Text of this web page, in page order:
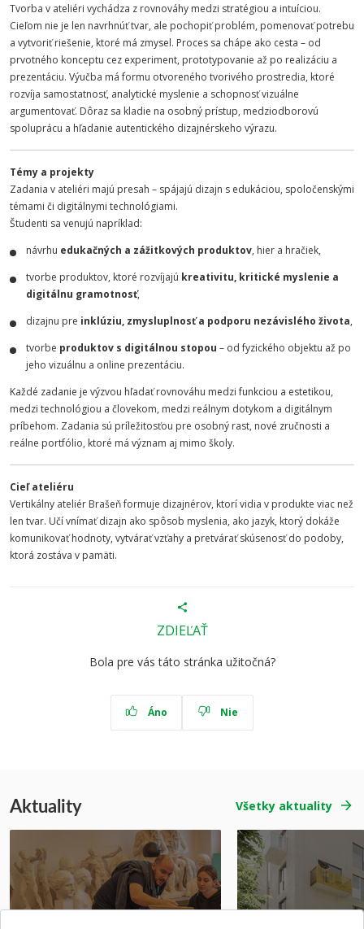
Tvorba v ateliéri vychádza z rovnováhy medzi stratégiou a intuíciou.
Cieľom nie je len navrhnúť tvar, ale pochopiť problém, pomenovať potrebu
a vytvoriť riešenie, ktoré má zmysel. Proces sa chápe ako cesta – od
prvotného konceptu cez experiment, prototypovanie až po realizáciu a
prezentáciu. Výučba má formu otvoreného tvorivého prostredia, ktoré
rozvíja samostatnosť, analytické myslenie a schopnosť vizuálne
argumentovať. Dôraz sa kladie na osobný prístup, medziodborovú
spoluprácu a hľadanie autentického dizajnérskeho výrazu.
Témy a projekty
Zadania v ateliéri majú presah – spájajú dizajn s edukáciou, spoločenskými
témami či digitálnymi technológiami.
Študenti sa venujú napríklad:
návrhu edukačných a zážitkových produktov, hier a hračiek,
tvorbe produktov, ktoré rozvíjajú kreativitu, kritické myslenie a
digitálnu gramotnosť,
dizajnu pre inklúziu, zmysluplnosť a podporu nezávislého života,
tvorbe produktov s digitálnou stopou – od fyzického objektu až po
jeho vizuálnu a online prezentáciu.
Každé zadanie je výzvou hľadať rovnováhu medzi funkciou a estetikou,
medzi technológiou a človekom, medzi reálnym dotykom a digitálnym
príbehom. Zadania sú príležitosťou pre osobný rast, nové zručnosti a
reálne portfólio, ktoré má význam aj mimo školy.
Cieľ ateliéru
Vertikálny ateliér Brašeň formuje dizajnérov, ktorí vidia v produkte viac než
len tvar. Učí vnímať dizajn ako spôsob myslenia, ako jazyk, ktorý dokáže
komunikovať hodnoty, vytvárať vzťahy a pretvárať skúsenosť do podoby,
ktorá zostáva v pamäti.
ZDIEĽAŤ
Bola pre vás táto stránka užitočná?
Áno Nie
Aktuality Všetky aktuality